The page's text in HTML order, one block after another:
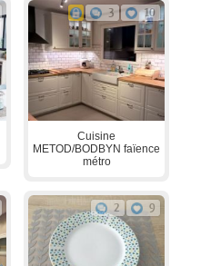
3 10
Cuisine
METOD/BODBYN faïence
métro
2 9